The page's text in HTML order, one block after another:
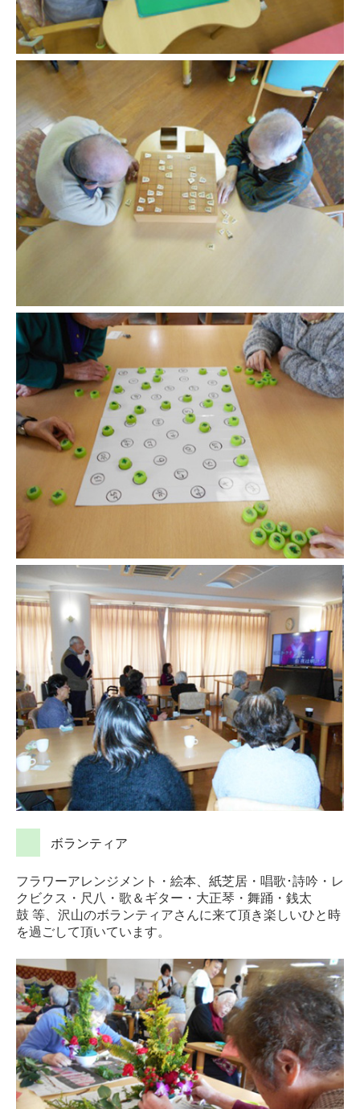
ボランティア
フラワーアレンジメント・絵本、紙芝居・唱歌･詩吟・レ
クビクス・尺八・歌＆ギター・大正琴・舞踊・銭太
鼓 等、沢山のボランティアさんに来て頂き楽しいひと時
を過ごして頂いています。